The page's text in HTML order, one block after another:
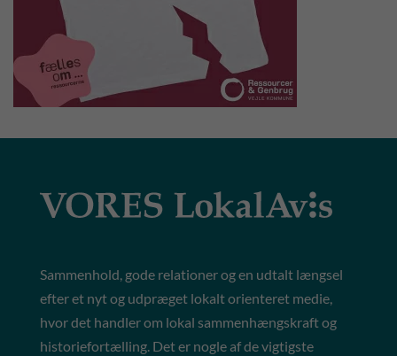
Sammenhold, gode relationer og en udtalt længsel
efter et nyt og udpræget lokalt orienteret medie,
hvor det handler om lokal sammenhængskraft og
historiefortælling. Det er nogle af de vigtigste